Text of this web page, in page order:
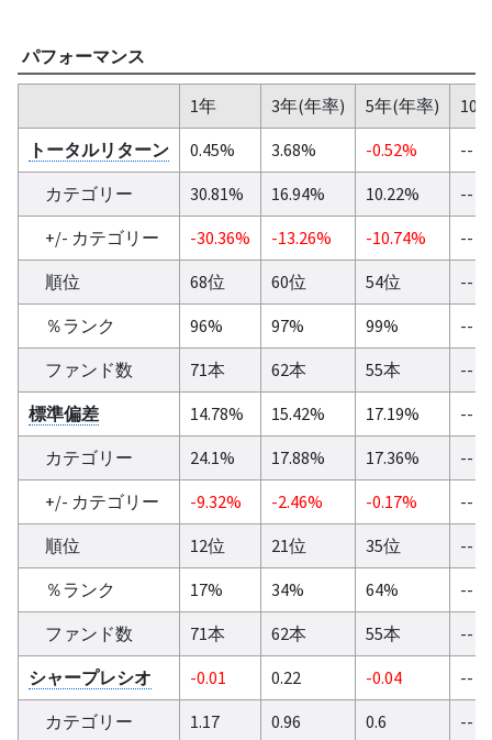
パフォーマンス
1年 3年(年率) 5年(年率)
10
トータルリターン
0.45% 3.68% -0.52%
--
カテゴリー
30.81% 16.94% 10.22%
--
+/- カテゴリー
-30.36% -13.26% -10.74%
--
順位
68位 60位 54位
--
％ランク
96% 97% 99%
--
ファンド数
71本 62本 55本
--
標準偏差
14.78% 15.42% 17.19%
--
カテゴリー
24.1% 17.88% 17.36%
--
+/- カテゴリー
-9.32% -2.46% -0.17%
--
順位
12位 21位 35位
--
％ランク
17% 34% 64%
--
ファンド数
71本 62本 55本
--
シャープレシオ
-0.01 0.22 -0.04
--
カテゴリー
1.17 0.96 0.6
--